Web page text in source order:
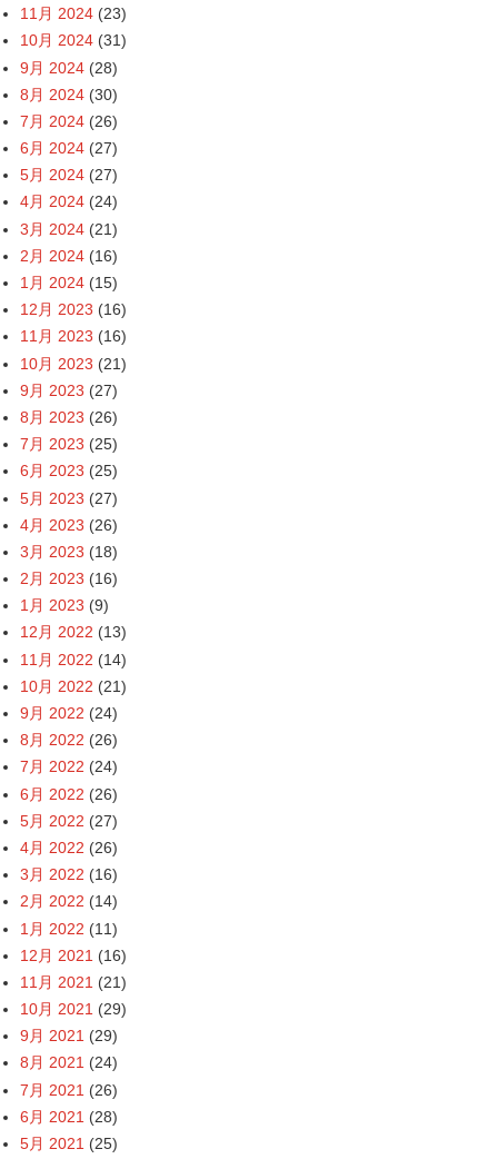
11月 2024 (23)
10月 2024 (31)
9月 2024 (28)
8月 2024 (30)
7月 2024 (26)
6月 2024 (27)
5月 2024 (27)
4月 2024 (24)
3月 2024 (21)
2月 2024 (16)
1月 2024 (15)
12月 2023 (16)
11月 2023 (16)
10月 2023 (21)
9月 2023 (27)
8月 2023 (26)
7月 2023 (25)
6月 2023 (25)
5月 2023 (27)
4月 2023 (26)
3月 2023 (18)
2月 2023 (16)
1月 2023 (9)
12月 2022 (13)
11月 2022 (14)
10月 2022 (21)
9月 2022 (24)
8月 2022 (26)
7月 2022 (24)
6月 2022 (26)
5月 2022 (27)
4月 2022 (26)
3月 2022 (16)
2月 2022 (14)
1月 2022 (11)
12月 2021 (16)
11月 2021 (21)
10月 2021 (29)
9月 2021 (29)
8月 2021 (24)
7月 2021 (26)
6月 2021 (28)
5月 2021 (25)